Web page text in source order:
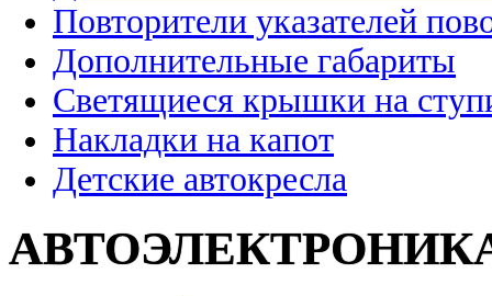
Повторители указателей
Дополнительные габариты
Светящиеся крышки на
Накладки на капот
Детские автокресла